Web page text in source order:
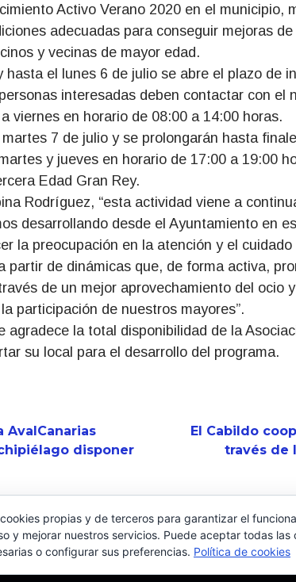
Activo Verano 2020 en el municipio,
adecuadas para conseguir mejoras de
y vecinas de mayor edad.
el lunes 6 de julio se abre el plazo de
interesadas deben contactar con el
viernes en horario de 08:00 a 14:00 horas.
7 de julio y se prolongarán hasta
y jueves en horario de 17:00 a 19:00
Edad Gran Rey.
Rodríguez, “esta actividad viene a
desarrollando desde el Ayuntamiento en
la preocupación en la atención y el
partir de dinámicas que, de forma activa,
de un mejor aprovechamiento del ocio
participación de nuestros mayores”.
agradece la total disponibilidad de la
su local para el desarrollo del programa.
AvalCanarias
disponer
El Cabildo
través de
propias y de terceros para garantizar el
y mejorar nuestros servicios. Puede aceptar todas las
o configurar sus preferencias. Política de cookies